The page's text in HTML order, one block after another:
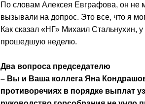
По словам Алексея Евграфова, он не
вызывали на допрос. Это все, что я
Как сказал «НГ» Михаил Стальнухин,
прошедшую неделю.
Два вопроса председателю
– Вы и Ваша коллега Яна
противоречиях в порядке выплат